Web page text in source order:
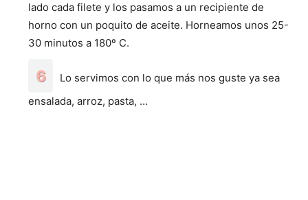
lado cada filete y los pasamos a un recipiente de
horno con un poquito de aceite. Horneamos unos 25-
30 minutos a 180º C.
Lo servimos con lo que más nos guste ya sea
ensalada, arroz, pasta, …